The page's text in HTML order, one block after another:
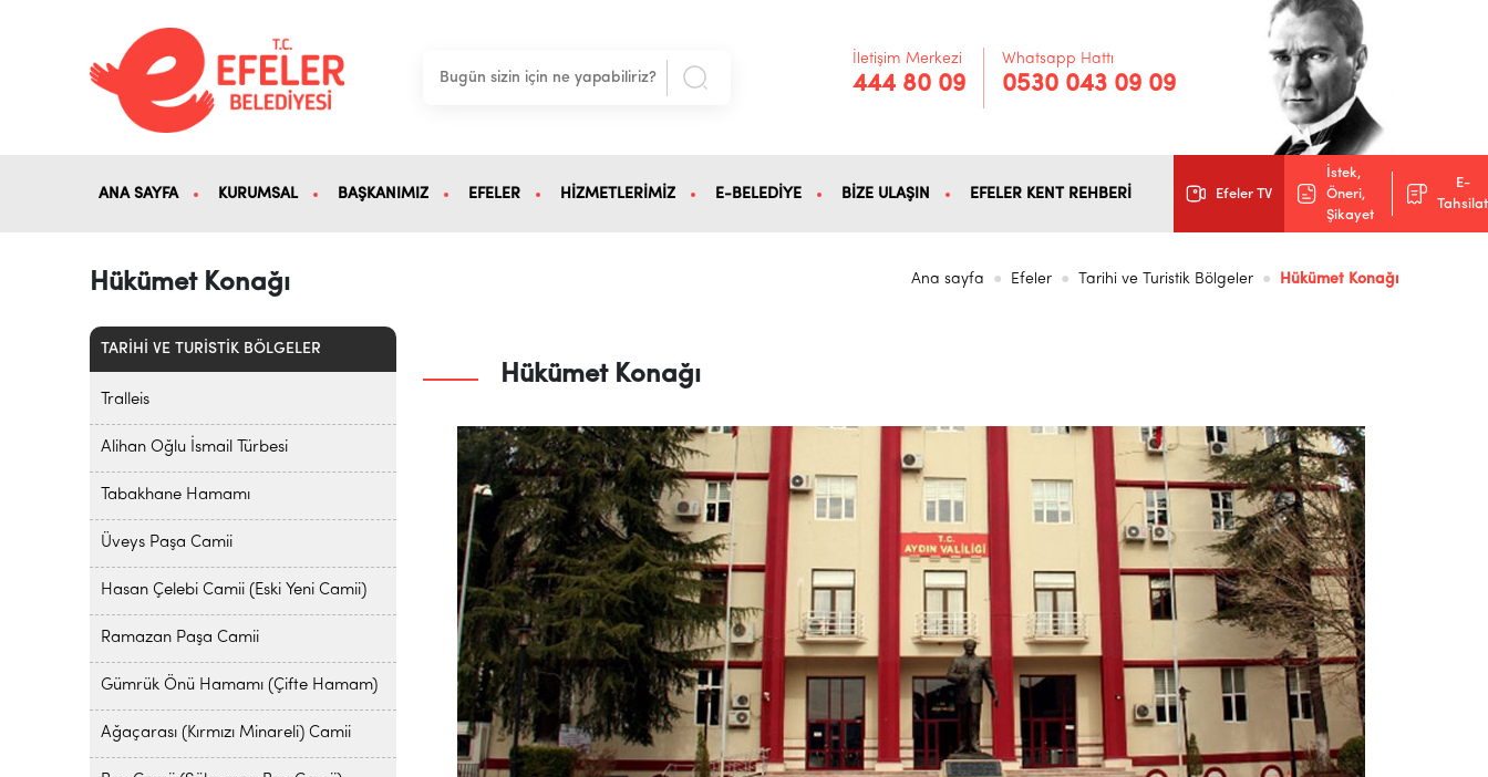
İletişim Merkezi
444 80 09
Whatsapp Hattı
0530 043 09 09
ANA SAYFA KURUMSAL BAŞKANIMIZ EFELER HİZMETLERİMİZ E-BELEDİYE BİZE ULAŞIN EFELER KENT REHBERİ Efeler TV
İstek,
Öneri,
Şikayet
E-
Tahsilat
Hükümet Konağı Ana sayfa Efeler Tarihi ve Turistik Bölgeler Hükümet Konağı
TARİHİ VE TURİSTİK BÖLGELER
Tralleis
Alihan Oğlu İsmail Türbesi
Tabakhane Hamamı
Üveys Paşa Camii
Hasan Çelebi Camii (Eski Yeni Camii)
Ramazan Paşa Camii
Gümrük Önü Hamamı (Çifte Hamam)
Ağaçarası (Kırmızı Minareli) Camii
Hükümet Konağı